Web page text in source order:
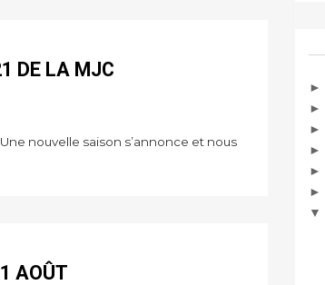
DE LA MJC
nouvelle saison s’annonce et nous
AOÛT
►
►
►
►
►
►
▼